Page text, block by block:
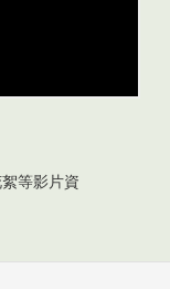
等影片資